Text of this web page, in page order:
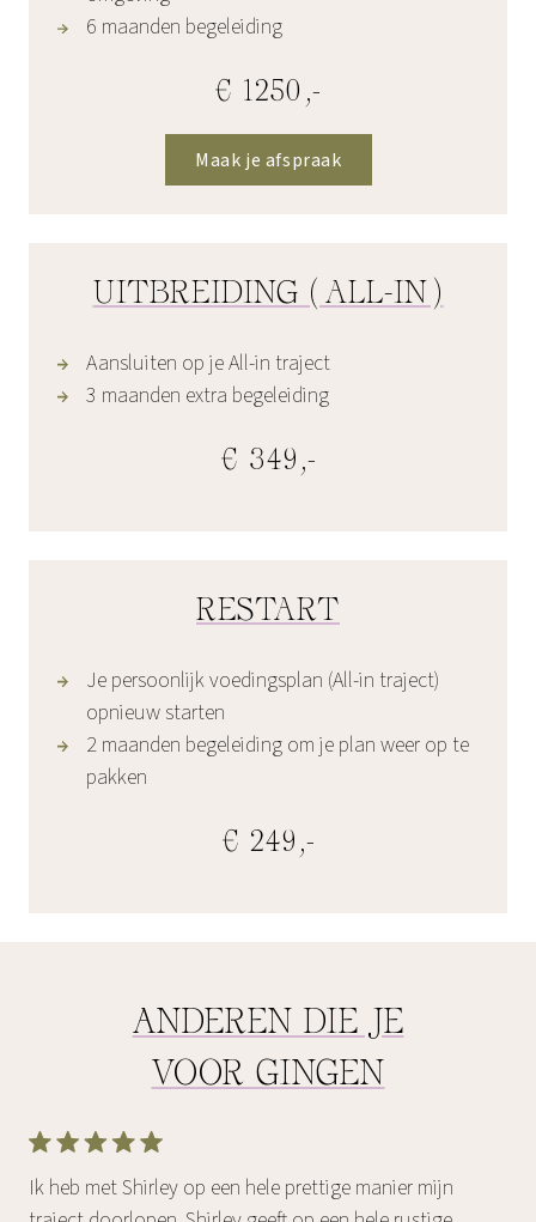
6 maanden begeleiding
€ 1250,-
Maak je afspraak
UITBREIDING (ALL-IN)
Aansluiten op je All-in traject
3 maanden extra begeleiding
€ 349,-
RESTART
Je persoonlijk voedingsplan (All-in traject)
opnieuw starten
2 maanden begeleiding om je plan weer op te
pakken
€ 249,-
ANDEREN DIE JE
VOOR GINGEN
Ik heb met Shirley op een hele prettige manier mijn